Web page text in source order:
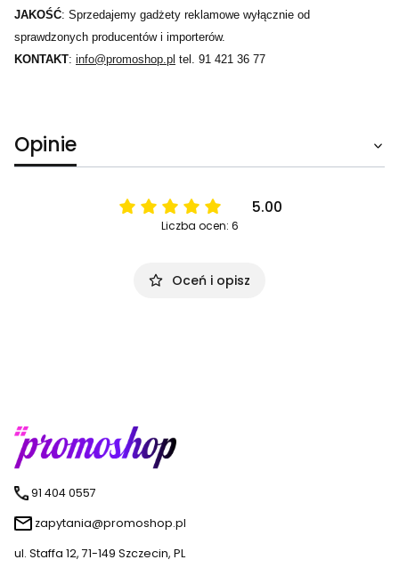
JAKOŚĆ: Sprzedajemy gadżety reklamowe wyłącznie od
sprawdzonych producentów i importerów.
KONTAKT: info@promoshop.pl tel. 91 421 36 77
Opinie
5.00
Liczba ocen: 6
Oceń i opisz
91 404 0557
zapytania@promoshop.pl
ul. Staffa 12, 71-149 Szczecin, PL